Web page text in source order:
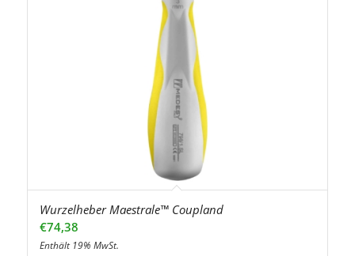
Wurzelheber Maestrale™ Coupland
€74,38
Enthält 19% MwSt.